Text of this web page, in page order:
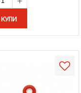
КУПИ